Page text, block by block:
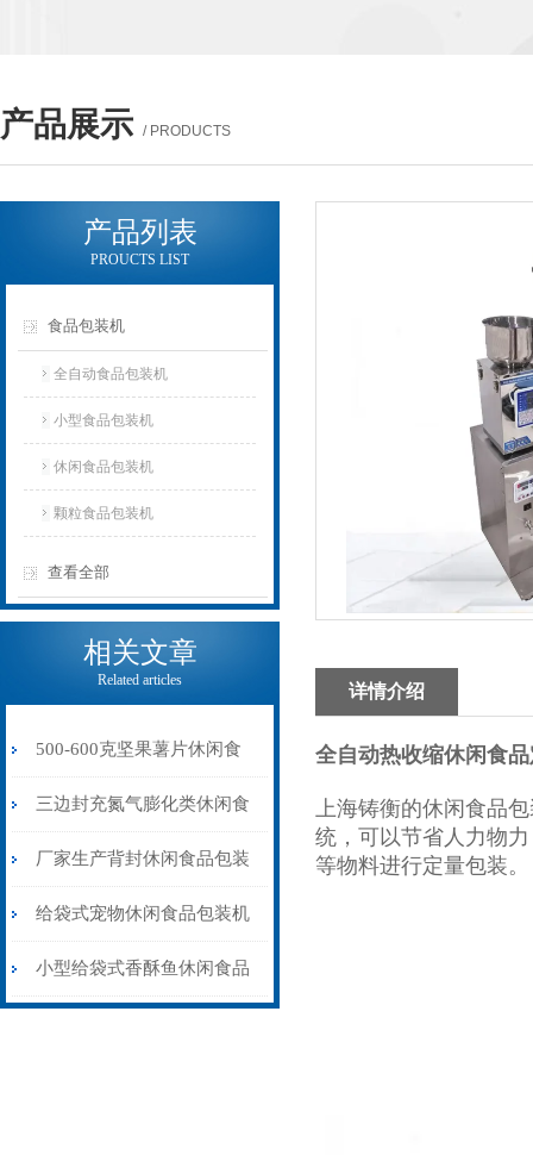
产品展示 / PRODUCTS
产品列表
PROUCTS LIST
食品包装机
全自动食品包装机
小型食品包装机
休闲食品包装机
颗粒食品包装机
查看全部
相关文章
Related articles
500-600克坚果薯片休闲食
品包装机可充氮气
三边封充氮气膨化类休闲食
品包装机品牌
厂家生产背封休闲食品包装
机价格
给袋式宠物休闲食品包装机
配上料机
小型给袋式香酥鱼休闲食品
详情介绍
全自动热收缩休闲食
上海铸衡的休闲食品
统，可以节省人力物
等物料进行定量包装。